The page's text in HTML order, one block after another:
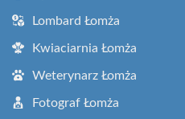
Lombard Łomża
Kwiaciarnia Łomża
Weterynarz Łomża
Fotograf Łomża